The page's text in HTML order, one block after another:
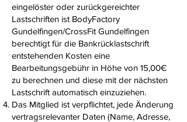
eingelöster oder zurückgereichter
Lastschriften ist BodyFactory
Gundelfingen/CrossFit Gundelfingen
berechtigt für die Bankrücklastschrift
entstehenden Kosten eine
Bearbeitungsgebühr in Höhe von 15,00€
zu berechnen und diese mit der nächsten
Lastschrift automatisch einzuziehen.
Das Mitglied ist verpflichtet, jede Änderung
vertragsrelevanter Daten (Name, Adresse,